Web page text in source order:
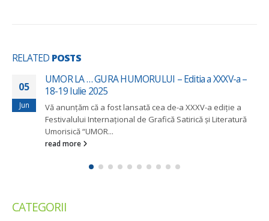
RELATED POSTS
Program Umor la Gura Humorului (07-09 iulie 2023)
Vineri 7 iulie 11:00 Deschiderea Centrului Cultural (Muzeu
și Bibliotecă) Slujba de sfințire oficiată de Preasfințitul
Părinte Damaschin...
read more